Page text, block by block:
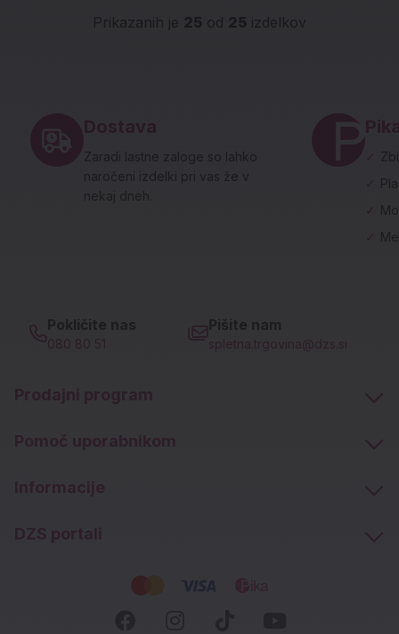
Prikazanih je 25 od 25 izdelkov
Dostava
Zaradi lastne zaloge so lahko
naročeni izdelki pri vas že v
nekaj dneh.
✓
✓
Pokličite nas
080 80 51
Pišite nam
spletna.trgovina@dzs.si
Prodajni program
Pomoč uporabnikom